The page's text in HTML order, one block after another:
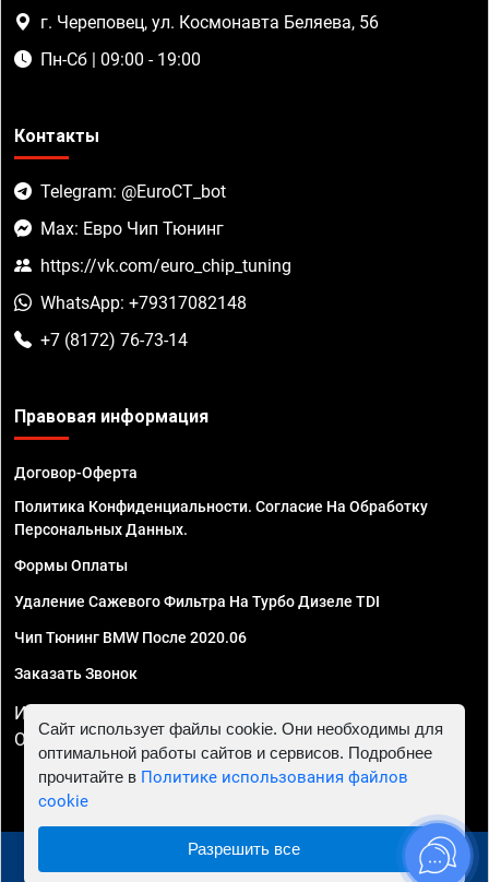
г. Череповец, ул. Космонавта Беляева, 56
Пн-Сб | 09:00 - 19:00
Контакты
Telegram: @EuroCT_bot
Max: Евро Чип Тюнинг
https://vk.com/euro_chip_tuning
WhatsApp: +79317082148
+7 (8172) 76-73-14
Правовая информация
Договор-Оферта
Политика Конфиденциальности. Согласие На Обработку
Персональных Данных.
Формы Оплаты
Удаление Сажевого Фильтра На Турбо Дизеле TDI
Чип Тюнинг BMW После 2020.06
Заказать Звонок
ИП Смирнов Георгий Павлович. ИНН 781302555843,
ОГРНИП 324470400032610
© 2010 - 2026 Чип тюнинг в Череповце - Автосервис
Сайт использует файлы cookie. Они необходимы для
оптимальной работы сайтов и сервисов. Подробнее
прочитайте в Политике использования файлов
cookie
Разрешить все